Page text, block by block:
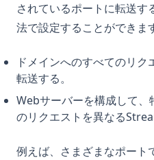
されているポートに転送
法で設定することができま
ドメインへのすべてのリ
転送する。
Webサーバーを構成して
のリクエストを異なる
例えば、さまざまなポー